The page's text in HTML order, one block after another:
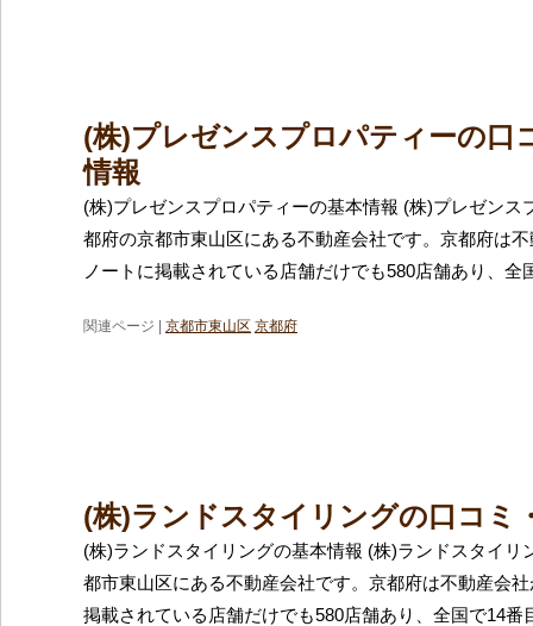
(株)プレゼンスプロパティーの口
情報
(株)プレゼンスプロパティーの基本情報 (株)プレゼンス
都府の京都市東山区にある不動産会社です。京都府は
ノートに掲載されている店舗だけでも580店舗あり、全
関連ページ | 京都市東山区 京都府
(株)ランドスタイリングの口コミ
(株)ランドスタイリングの基本情報 (株)ランドスタイリ
都市東山区にある不動産会社です。京都府は不動産会
掲載されている店舗だけでも580店舗あり、全国で14番